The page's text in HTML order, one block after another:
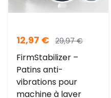
12,97 € 29,97€
FirmStabilizer –
Patins anti-
vibrations pour
machine à laver